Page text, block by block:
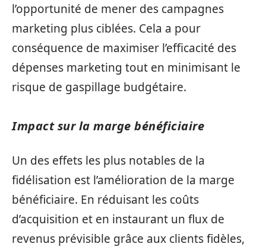
l’opportunité de mener des campagnes
marketing plus ciblées. Cela a pour
conséquence de maximiser l’efficacité des
dépenses marketing tout en minimisant le
risque de gaspillage budgétaire.
Impact sur la marge bénéficiaire
Un des effets les plus notables de la
fidélisation est l’amélioration de la marge
bénéficiaire. En réduisant les coûts
d’acquisition et en instaurant un flux de
revenus prévisible grâce aux clients fidèles,